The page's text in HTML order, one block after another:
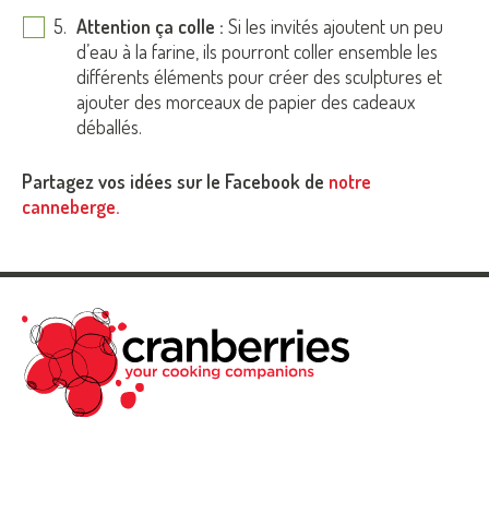
Attention ça colle : Si les invités ajoutent un peu
d’eau à la farine, ils pourront coller ensemble les
différents éléments pour créer des sculptures et
ajouter des morceaux de papier des cadeaux
déballés.
Partagez vos idées sur le Facebook de notre
canneberge.